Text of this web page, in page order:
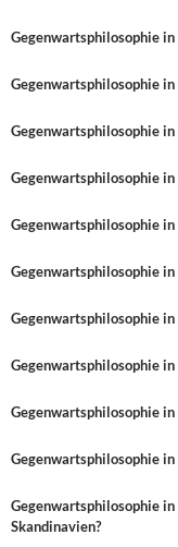
Gegenwartsphilosophie in
Gegenwartsphilosophie in
Gegenwartsphilosophie in
Gegenwartsphilosophie
Gegenwartsphilosophie in
Gegenwartsphilosophie in
Gegenwartsphilosophie in
Gegenwartsphilosophie in
Gegenwartsphilosophie
Gegenwartsphilosophie
Gegenwartsphilosophie
Skandinavien?